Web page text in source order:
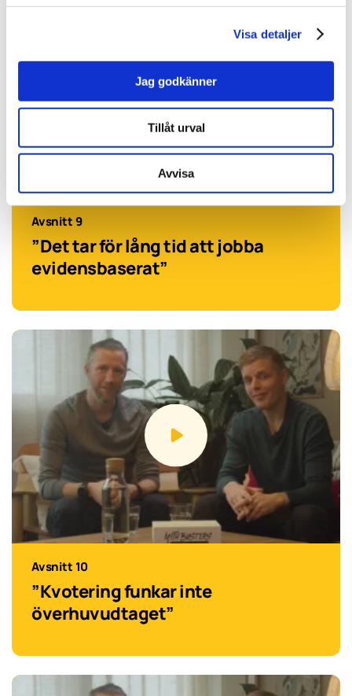
Visa detaljer
Jag godkänner
Tillåt urval
Avvisa
Avsnitt 9
”Det tar för lång tid att jobba
evidensbaserat”
Avsnitt 10
”Kvotering funkar inte
överhuvudtaget”